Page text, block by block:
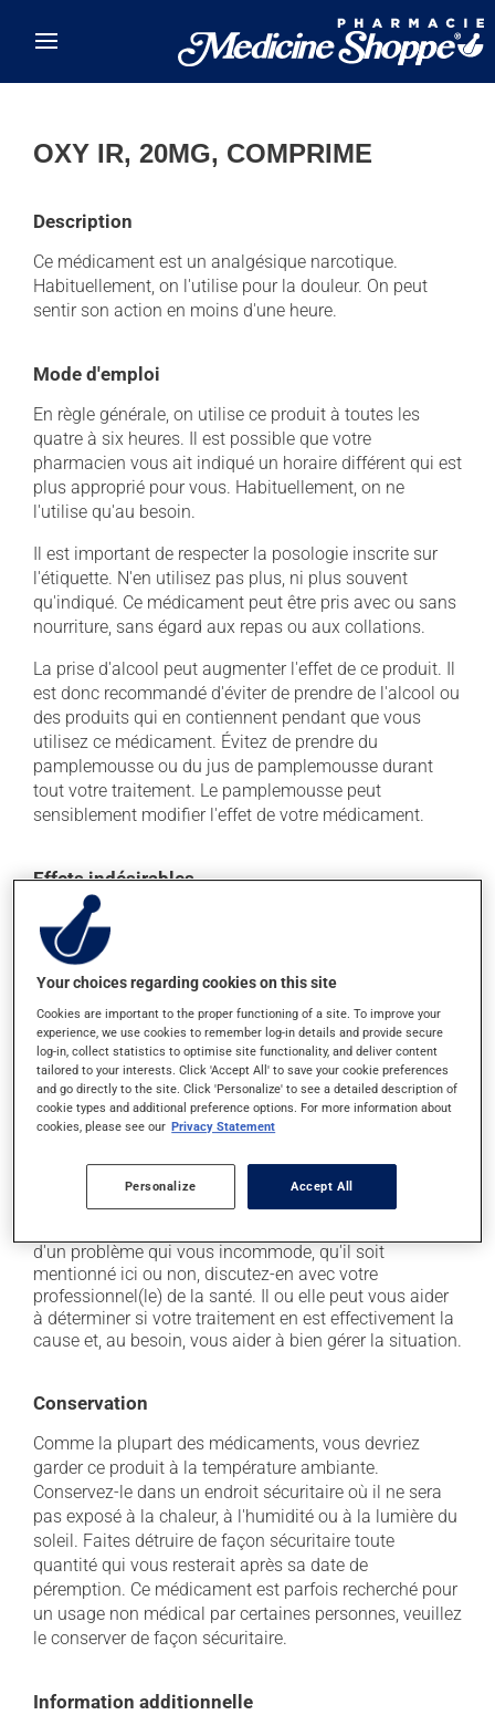
OXY IR, 20MG, COMPRIME
Description
Ce médicament est un analgésique narcotique.
Habituellement, on l'utilise pour la douleur. On peut
sentir son action en moins d'une heure.
Mode d'emploi
En règle générale, on utilise ce produit à toutes les
quatre à six heures. Il est possible que votre
pharmacien vous ait indiqué un horaire différent qui est
plus approprié pour vous. Habituellement, on ne
l'utilise qu'au besoin.
Il est important de respecter la posologie inscrite sur
l'étiquette. N'en utilisez pas plus, ni plus souvent
qu'indiqué. Ce médicament peut être pris avec ou sans
nourriture, sans égard aux repas ou aux collations.
La prise d'alcool peut augmenter l'effet de ce produit. Il
est donc recommandé d'éviter de prendre de l'alcool ou
des produits qui en contiennent pendant que vous
utilisez ce médicament. Évitez de prendre du
pamplemousse ou du jus de pamplemousse durant
tout votre traitement. Le pamplemousse peut
sensiblement modifier l'effet de votre médicament.
Effets indésirables
En plus de ses effets recherchés, ce produit peut à
l'occasion entraîner certains effets indésirables (effets
secondaires), notamment :
il peut causer de la constipation - pour la prévenir,
buvez beaucoup, prenez plus de fibres alimentaires;
il peut causer des étourdissements ou vous endormir
- levez-vous lentement et soyez prudent avant de
prendre le volant;
il peut causer une fatigue inhabituelle;
il peut causer des nausées et des vomissements.
Chaque personne peut réagir différemment à un
d'un problème qui vous incommode, qu'il soit
mentionné ici ou non, discutez-en avec votre
professionnel(le) de la santé. Il ou elle peut vous aider
à déterminer si votre traitement en est effectivement la
cause et, au besoin, vous aider à bien gérer la situation.
Conservation
Comme la plupart des médicaments, vous devriez
garder ce produit à la température ambiante.
Conservez-le dans un endroit sécuritaire où il ne sera
pas exposé à la chaleur, à l'humidité ou à la lumière du
soleil. Faites détruire de façon sécuritaire toute
quantité qui vous resterait après sa date de
péremption. Ce médicament est parfois recherché pour
un usage non médical par certaines personnes, veuillez
le conserver de façon sécuritaire.
Information additionnelle
Your choices regarding cookies on this site
Cookies are important to the proper functioning of a site. To improve your
experience, we use cookies to remember log-in details and provide secure
log-in, collect statistics to optimise site functionality, and deliver content
tailored to your interests. Click 'Accept All' to save your cookie preferences
and go directly to the site. Click 'Personalize' to see a detailed description of
cookie types and additional preference options. For more information about
cookies, please see our Privacy Statement
Personalize Accept All